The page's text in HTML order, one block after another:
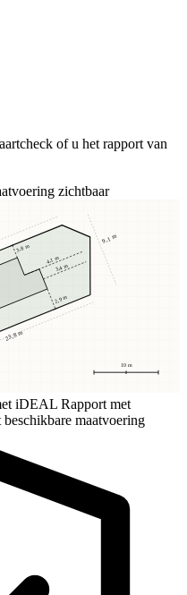
of u het rapport van
zichtbaar
10 m
3,8 m
2,9 m
3,4 m
4,1 m
23,8 m
9,1 m
iDEAL Rapport met
beschikbare maatvoering